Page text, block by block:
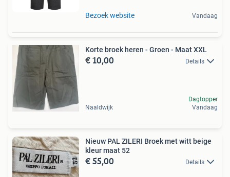
Bezoek website Vandaag
Korte broek heren - Groen - Maat XXL
€ 10,00 Details
Naaldwijk
Dagtopper
Vandaag
Nieuw PAL ZILERI Broek met witt beige
kleur maat 52
€ 55,00 Details